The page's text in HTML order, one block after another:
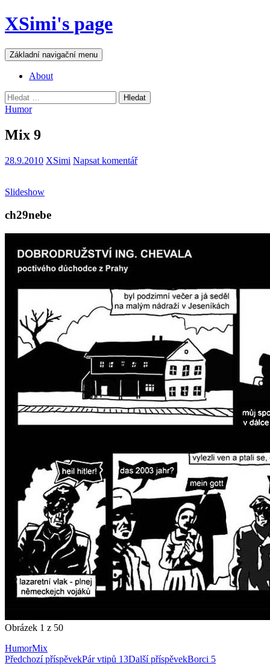
Přejít
k
webu
XSimi's page
Hledat
Základní navigační menu
About
Vyhledávání
Humor
Mix 9
28.9.2010 XSimi Napsat komentář
Slideshow
ch29nebe
Obrázek 1 z 50
HumorMix
Navigace
Předchozí příspěvekPár vtipů 13Další příspěvekBorci 5